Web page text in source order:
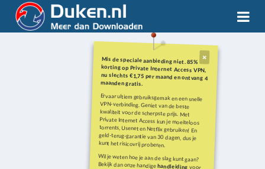
Mis de speciale aanbieding niet. 85%
korting op Private Internet Access VPN,
nu slechts €1,75 per maand en ontvang 4
maanden gratis.
Ervaar ultiem gebruiksgemak en een snelle
VPN-verbinding. Geniet van de beste
kwaliteit voor de scherpste prijs. Met
Private Internet Access kun je moeiteloos
torrents, Usenet en Netflix gebruiken! En
geld-terug-garantie van 30 dagen, dus je
kunt het risicovrij proberen.
Wil je weten hoe je aan de slag kunt gaan?
Bekijk dan onze handigehandleiding voor